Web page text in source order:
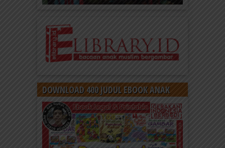
DOWNLOAD 400 JUDUL EBOOK ANAK